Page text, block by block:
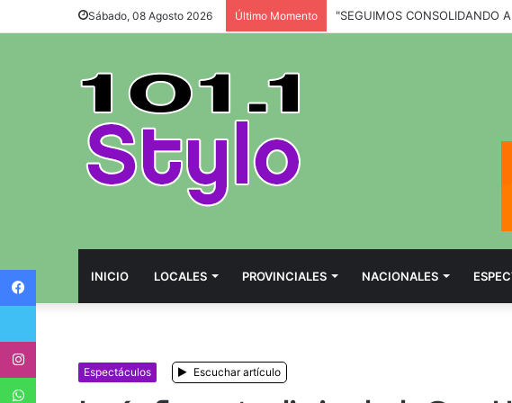
Sábado, 08 Agosto 2026 Último Momento
INICIO LOCALES PROVINCIALES NACIONALES
Espectáculos Escuchar artículo
Twitter
WhatsApp